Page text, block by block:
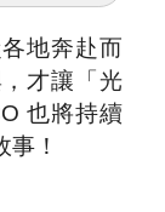
地奔赴而
才讓「光
也將持續
！